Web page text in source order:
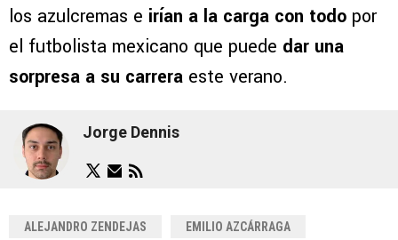
los azulcremas e irían a la carga con todo por
el futbolista mexicano que puede dar una
sorpresa a su carrera este verano.
Jorge Dennis
ALEJANDRO ZENDEJAS EMILIO AZCÁRRAGA